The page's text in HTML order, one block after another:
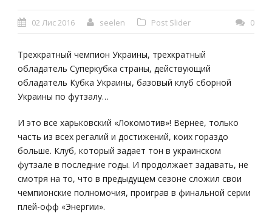
02 Лис 2016 seelen Post Slider 0
Трехкратный чемпион Украины, трехкратный
обладатель Суперкубка страны, действующий
обладатель Кубка Украины, базовый клуб сборной
Украины по футзалу…
И это все харьковский «Локомотив»! Вернее, только
часть из всех регалий и достижений, коих гораздо
больше. Клуб, который задает тон в украинском
футзале в последние годы. И продолжает задавать, не
смотря на то, что в предыдущем сезоне сложил свои
чемпионские полномочия, проиграв в финальной серии
плей-офф «Энергии».